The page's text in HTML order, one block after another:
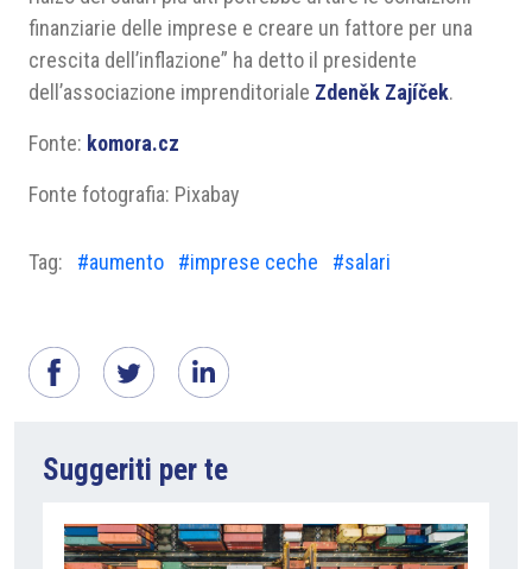
finanziarie delle imprese e creare un fattore per una
crescita dell’inflazione” ha detto il presidente
dell’associazione imprenditoriale Zdeněk Zajíček.
Fonte: komora.cz
Fonte fotografia: Pixabay
Tag: #aumento #imprese ceche #salari
Suggeriti per te